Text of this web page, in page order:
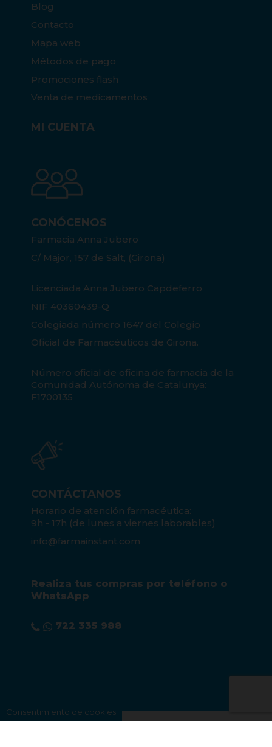
Blog
Contacto
Mapa web
Métodos de pago
Promociones flash
Venta de medicamentos
MI CUENTA
CONÓCENOS
Farmacia Anna Jubero
C/ Major, 157 de Salt, (Girona)
Licenciada Anna Jubero Capdeferro
NIF 40360439-Q
Colegiada número 1647 del Colegio
Oficial de Farmacéuticos de Girona.
Número oficial de oficina de farmacia de la
Comunidad Autónoma de Catalunya:
F1700135
CONTÁCTANOS
Horario de atención farmacéutica:
9h - 17h (de lunes a viernes laborables)
info@farmainstant.com
Realiza tus compras por teléfono o
WhatsApp
722 335 988
Consentimiento de cookies